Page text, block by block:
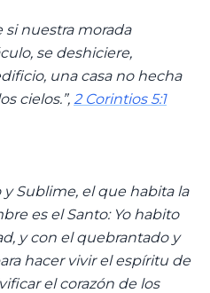
si nuestra morada
se deshiciere,
una casa no hecha
cielos.”, 2 Corintios 5:1
y Sublime, el que habita la
es el Santo: Yo habito
y con el quebrantado y
hacer vivir el espíritu de
el corazón de los